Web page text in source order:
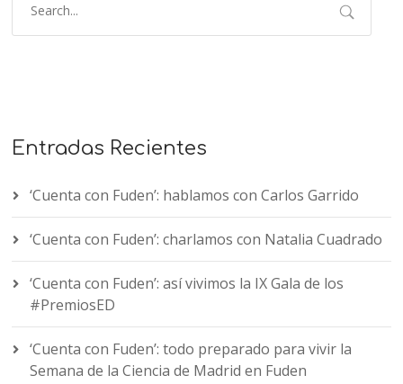
Entradas Recientes
‘Cuenta con Fuden’: hablamos con Carlos Garrido
‘Cuenta con Fuden’: charlamos con Natalia Cuadrado
‘Cuenta con Fuden’: así vivimos la IX Gala de los
#PremiosED
‘Cuenta con Fuden’: todo preparado para vivir la
Semana de la Ciencia de Madrid en Fuden